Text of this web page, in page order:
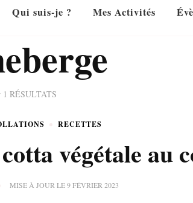
Qui suis-je ? Mes Activités
RÉSULTATS
RECETTES
végétale au
MISE À JOUR LE9 FÉVRIER 2023